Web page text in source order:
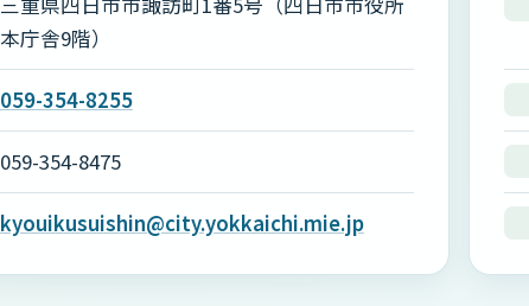
本庁舎9階）
059-354-8255
059-354-8475
kyouikusuishin@city.yokkaichi.mie.jp